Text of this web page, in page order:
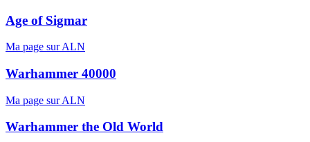
Age of Sigmar
Ma page sur ALN
Warhammer 40000
Ma page sur ALN
Warhammer the Old World